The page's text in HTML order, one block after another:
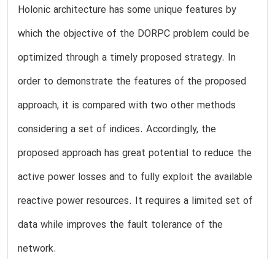
Holonic architecture has some unique features by
which the objective of the DORPC problem could be
optimized through a timely proposed strategy. In
order to demonstrate the features of the proposed
approach, it is compared with two other methods
considering a set of indices. Accordingly, the
proposed approach has great potential to reduce the
active power losses and to fully exploit the available
reactive power resources. It requires a limited set of
data while improves the fault tolerance of the
network.